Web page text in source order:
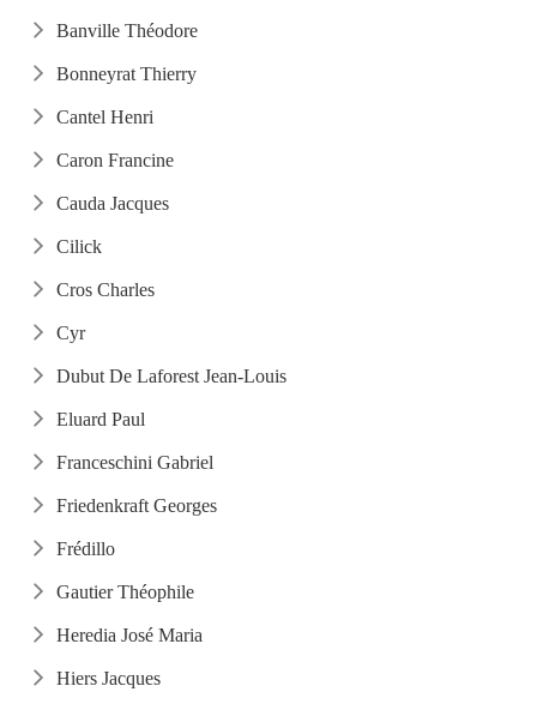
Banville Théodore
Bonneyrat Thierry
Cantel Henri
Caron Francine
Cauda Jacques
Cilick
Cros Charles
Cyr
Dubut De Laforest Jean-Louis
Eluard Paul
Franceschini Gabriel
Friedenkraft Georges
Frédillo
Gautier Théophile
Heredia José Maria
Hiers Jacques